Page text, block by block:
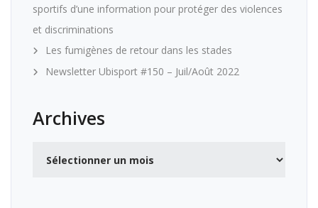
sportifs d’une information pour protéger des violences
et discriminations
Les fumigènes de retour dans les stades
Newsletter Ubisport #150 – Juil/Août 2022
Archives